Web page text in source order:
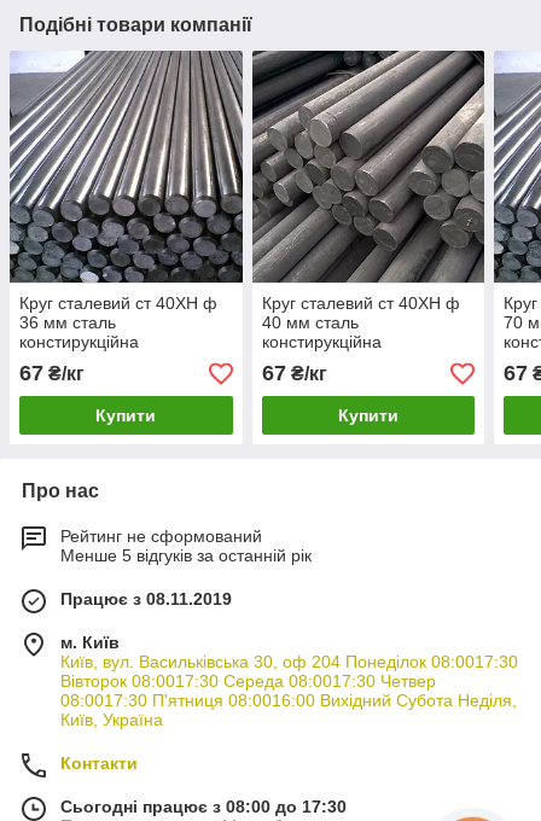
Подібні товари компанії
Круг сталевий ст 40ХН ф
36 мм сталь
констирукційна
67 ₴/кг
Купити
Круг сталевий ст 40ХН ф
40 мм сталь
констирукційна
67₴/кг
Купити
70
67
Про нас
Рейтинг не сформований
Менше 5 відгуків за останній рік
Працює з 08.11.2019
м. Київ
Київ, вул. Васильківська 30, оф 204 Понеділок 08:0017:30
Вівторок 08:0017:30 Середа 08:0017:30 Четвер
08:0017:30 П'ятниця 08:0016:00 Вихідний Субота Неділя,
Київ, Україна
Контакти
Сьогодні працює з 08:00 до 17:30